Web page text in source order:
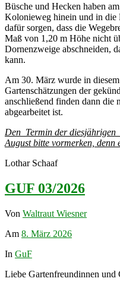
Büsche und Hecken haben
Kolonieweg hinein und in die
dafür sorgen, dass die
Maß von 1,20 m Höhe nicht
Dornenzweige abschneiden,
kann.
Am 30. März wurde in
Gartenschätzungen der
anschließend finden dann die
abgearbeitet ist.
Den Termin der diesjährigen
August bitte vormerken, denn
Lothar Schaaf
GUF 03/2026
Von Waltraut Wiesner
Am 8. März 2026
In GuF
Liebe Gartenfreundinnen und